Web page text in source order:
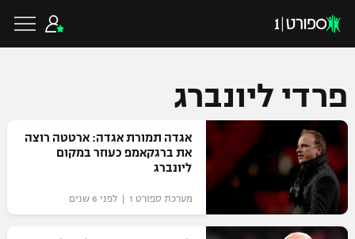
כדורגל ישראלי
ליגת העל
כדורגל עולמי
פרדי ליונברג
אגדה תמורת אגדה: ארטטה רוצה
את ברגקאמפ כעוזר במקום
ליונברג
מערכת ספורט 1 | לפני 6 שנים